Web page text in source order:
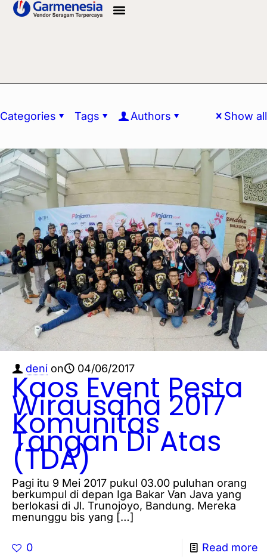
Categories Tags Authors Show all
deni on 04/06/2017
Kaos Event Pesta
Wirausaha 2017
Komunitas
Tangan Di Atas
(TDA)
Pagi itu 9 Mei 2017 pukul 03.00 puluhan orang
berkumpul di depan Iga Bakar Van Java yang
berlokasi di Jl. Trunojoyo, Bandung. Mereka
menunggu bis yang […]
0 Read more